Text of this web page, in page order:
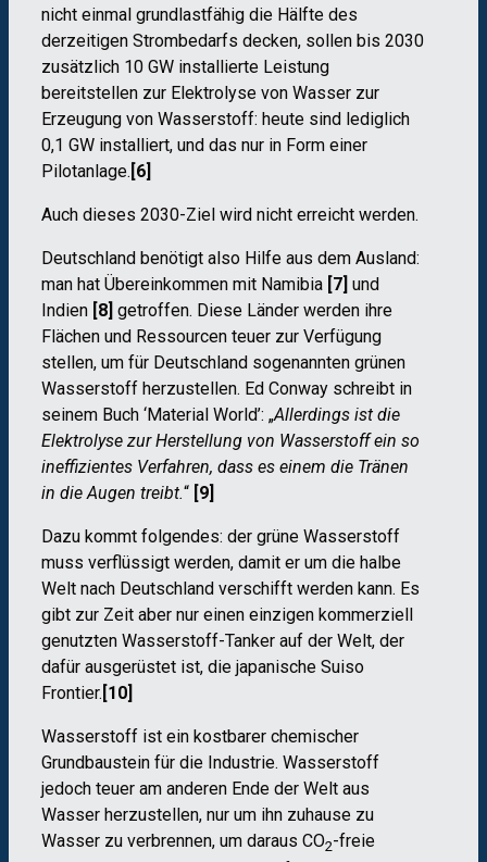
nicht einmal grundlastfähig die Hälfte des
derzeitigen Strombedarfs decken, sollen bis 2030
zusätzlich 10 GW installierte Leistung
bereitstellen zur Elektrolyse von Wasser zur
Erzeugung von Wasserstoff: heute sind lediglich
0,1 GW installiert, und das nur in Form einer
Pilotanlage. [6]
Auch dieses 2030-Ziel wird nicht erreicht werden.
Deutschland benötigt also Hilfe aus dem Ausland:
man hat Übereinkommen mit Namibia [7] und
Indien [8] getroffen. Diese Länder werden ihre
Flächen und Ressourcen teuer zur Verfügung
stellen, um für Deutschland sogenannten grünen
Wasserstoff herzustellen. Ed Conway schreibt in
seinem Buch ‘Material World’: „Allerdings ist die
Elektrolyse zur Herstellung von Wasserstoff ein so
ineffizientes Verfahren, dass es einem die Tränen
in die Augen treibt.“ [9]
Dazu kommt folgendes: der grüne Wasserstoff
muss verflüssigt werden, damit er um die halbe
Welt nach Deutschland verschifft werden kann. Es
gibt zur Zeit aber nur einen einzigen kommerziell
genutzten Wasserstoff-Tanker auf der Welt, der
dafür ausgerüstet ist, die japanische Suiso
Frontier. [10]
Wasserstoff ist ein kostbarer chemischer
Grundbaustein für die Industrie. Wasserstoff
jedoch teuer am anderen Ende der Welt aus
Wasser herzustellen, nur um ihn zuhause zu
Wasser zu verbrennen, um daraus CO2-freie